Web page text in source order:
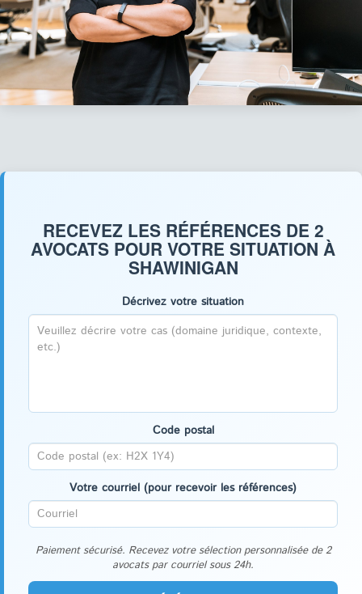
RECEVEZ LES RÉFÉRENCES DE 2
AVOCATS POUR VOTRE SITUATION À
SHAWINIGAN
Décrivez votre situation
Code postal
Votre courriel (pour recevoir les références)
Paiement sécurisé. Recevez votre sélection personnalisée de 2
avocats par courriel sous 24h.